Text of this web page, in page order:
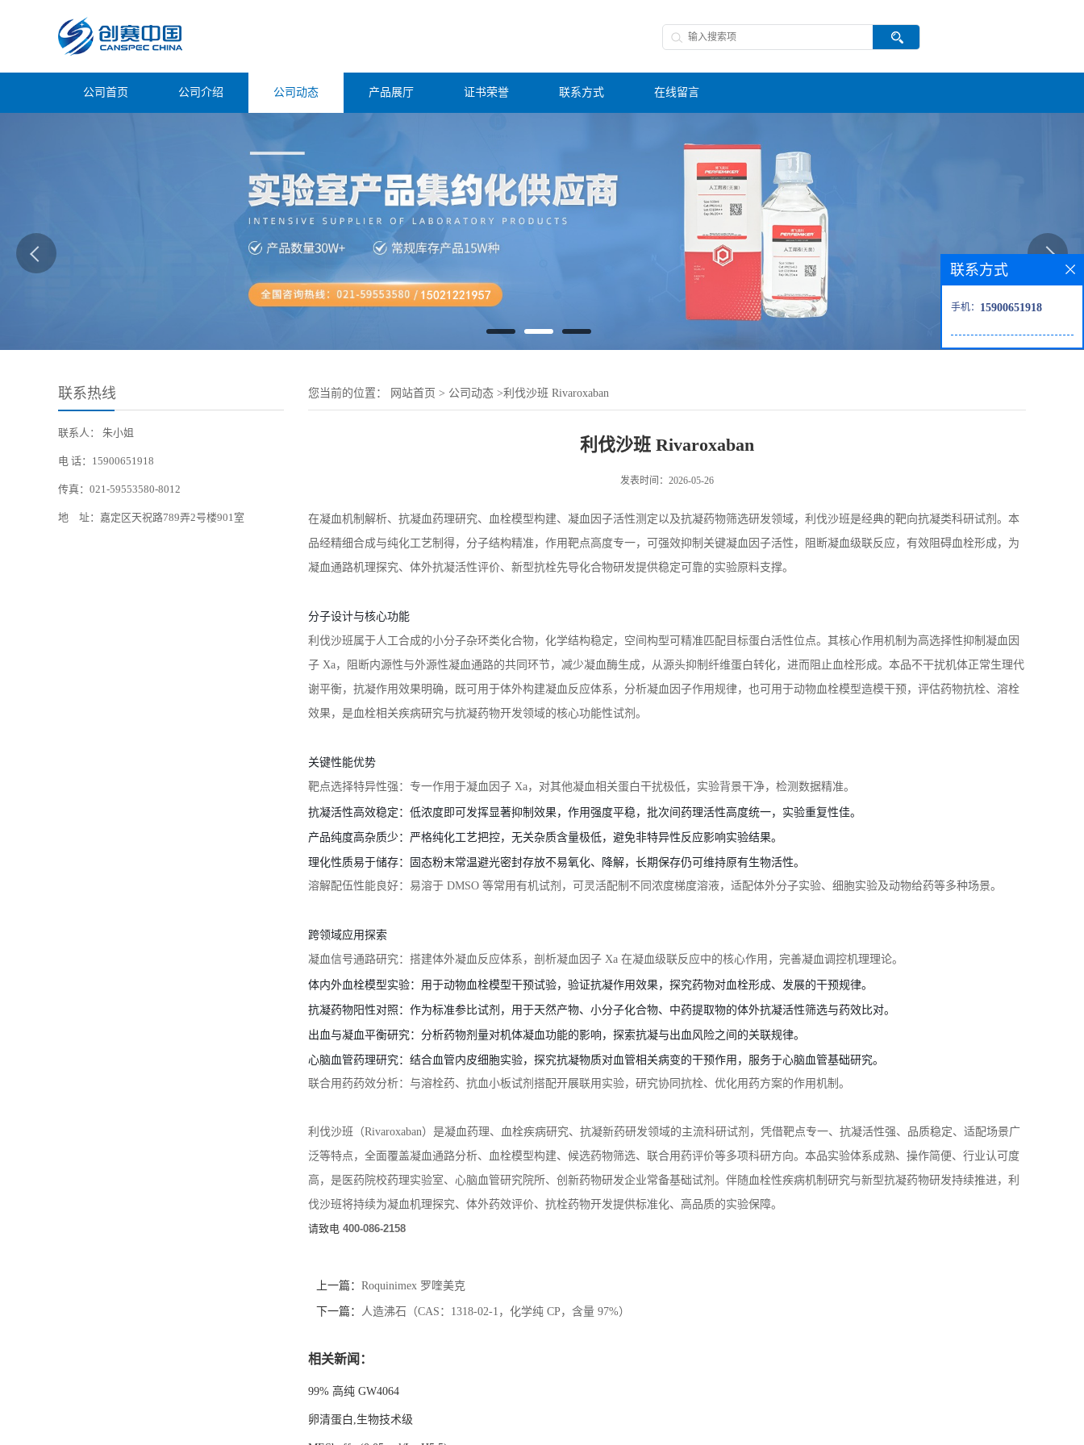
公司首页 公司介绍 公司动态 产品展厅 证书荣誉 联系方式 在线留言
联系热线
联系人： 朱小姐
电 话：15900651918
传真：021-59553580-8012
地 址：嘉定区天祝路789弄2号楼901室
您当前的位置： 网站首页 > 公司动态 >利伐沙班 Rivaroxaban
利伐沙班 Rivaroxaban
发表时间：2026-05-26
在凝血机制解析、抗凝血药理研究、血栓模型构建、凝血因子活性测定以及抗凝药物筛选研发领域，利伐沙班是经典的靶向抗凝类科研试剂。本
品经精细合成与纯化工艺制得，分子结构精准，作用靶点高度专一，可强效抑制关键凝血因子活性，阻断凝血级联反应，有效阻碍血栓形成，为
凝血通路机理探究、体外抗凝活性评价、新型抗栓先导化合物研发提供稳定可靠的实验原料支撑。
分子设计与核心功能
利伐沙班属于人工合成的小分子杂环类化合物，化学结构稳定，空间构型可精准匹配目标蛋白活性位点。其核心作用机制为高选择性抑制凝血因
子 Xa，阻断内源性与外源性凝血通路的共同环节，减少凝血酶生成，从源头抑制纤维蛋白转化，进而阻止血栓形成。本品不干扰机体正常生理代
谢平衡，抗凝作用效果明确，既可用于体外构建凝血反应体系，分析凝血因子作用规律，也可用于动物血栓模型造模干预，评估药物抗栓、溶栓
效果，是血栓相关疾病研究与抗凝药物开发领域的核心功能性试剂。
关键性能优势
靶点选择特异性强：专一作用于凝血因子 Xa，对其他凝血相关蛋白干扰极低，实验背景干净，检测数据精准。
抗凝活性高效稳定：低浓度即可发挥显著抑制效果，作用强度平稳，批次间药理活性高度统一，实验重复性佳。
产品纯度高杂质少：严格纯化工艺把控，无关杂质含量极低，避免非特异性反应影响实验结果。
理化性质易于储存：固态粉末常温避光密封存放不易氧化、降解，长期保存仍可维持原有生物活性。
溶解配伍性能良好：易溶于 DMSO 等常用有机试剂，可灵活配制不同浓度梯度溶液，适配体外分子实验、细胞实验及动物给药等多种场景。
跨领域应用探索
凝血信号通路研究：搭建体外凝血反应体系，剖析凝血因子 Xa 在凝血级联反应中的核心作用，完善凝血调控机理理论。
体内外血栓模型实验：用于动物血栓模型干预试验，验证抗凝作用效果，探究药物对血栓形成、发展的干预规律。
抗凝药物阳性对照：作为标准参比试剂，用于天然产物、小分子化合物、中药提取物的体外抗凝活性筛选与药效比对。
出血与凝血平衡研究：分析药物剂量对机体凝血功能的影响，探索抗凝与出血风险之间的关联规律。
心脑血管药理研究：结合血管内皮细胞实验，探究抗凝物质对血管相关病变的干预作用，服务于心脑血管基础研究。
联合用药药效分析：与溶栓药、抗血小板试剂搭配开展联用实验，研究协同抗栓、优化用药方案的作用机制。
利伐沙班（Rivaroxaban）是凝血药理、血栓疾病研究、抗凝新药研发领域的主流科研试剂，凭借靶点专一、抗凝活性强、品质稳定、适配场景广
泛等特点，全面覆盖凝血通路分析、血栓模型构建、候选药物筛选、联合用药评价等多项科研方向。本品实验体系成熟、操作简便、行业认可度
高，是医药院校药理实验室、心脑血管研究院所、创新药物研发企业常备基础试剂。伴随血栓性疾病机制研究与新型抗凝药物研发持续推进，利
伐沙班将持续为凝血机理探究、体外药效评价、抗栓药物开发提供标准化、高品质的实验保障。
请致电 400-086-2158
上一篇： Roquinimex 罗喹美克
下一篇： 人造沸石（CAS：1318-02-1，化学纯 CP，含量 97%）
相关新闻：
99% 高纯 GW4064
卵清蛋白,生物技术级
联系方式
手机： 15900651918